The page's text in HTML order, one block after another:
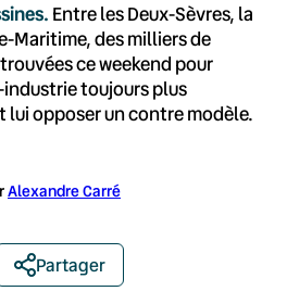
Entre les Deux-Sèvres, la
Maritime, des milliers de
ce weekend pour
industrie toujours plus
lui opposer un contre modèle.
Alexandre Carré
Partager